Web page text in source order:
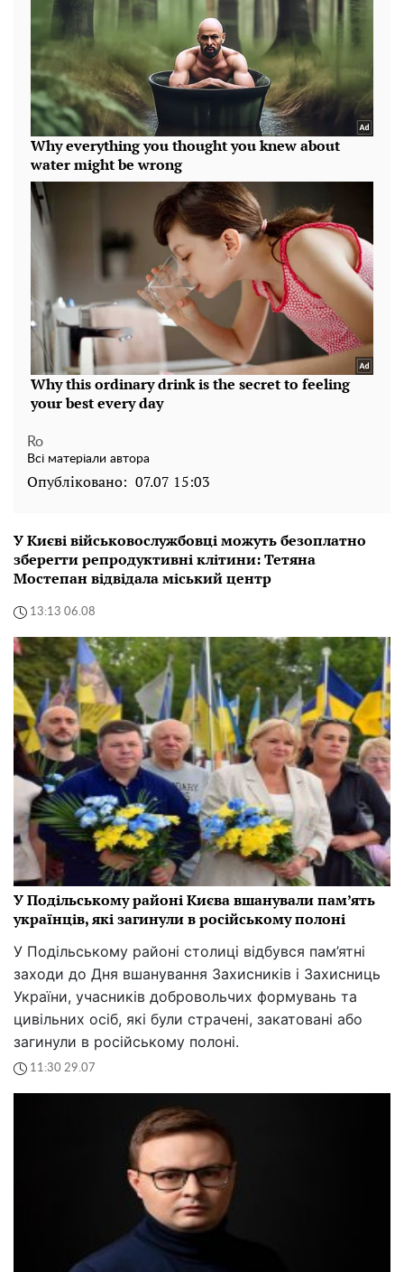
Ro
Всі матеріали автора
Опубліковано: 07.07 15:03
У Києві військовослужбовці можуть безоплатно
зберегти репродуктивні клітини: Тетяна
Мостепан відвідала міський центр
13:13 06.08
У Подільському районі Києва вшанували пам’ять
українців, які загинули в російському полоні
У Подільському районі столиці відбувся пам’ятні
заходи до Дня вшанування Захисників і Захисниць
України, учасників добровольчих формувань та
цивільних осіб, які були страчені, закатовані або
загинули в російському полоні.
11:30 29.07